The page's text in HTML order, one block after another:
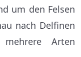
um den Felsen
nach Delfinen
Arten